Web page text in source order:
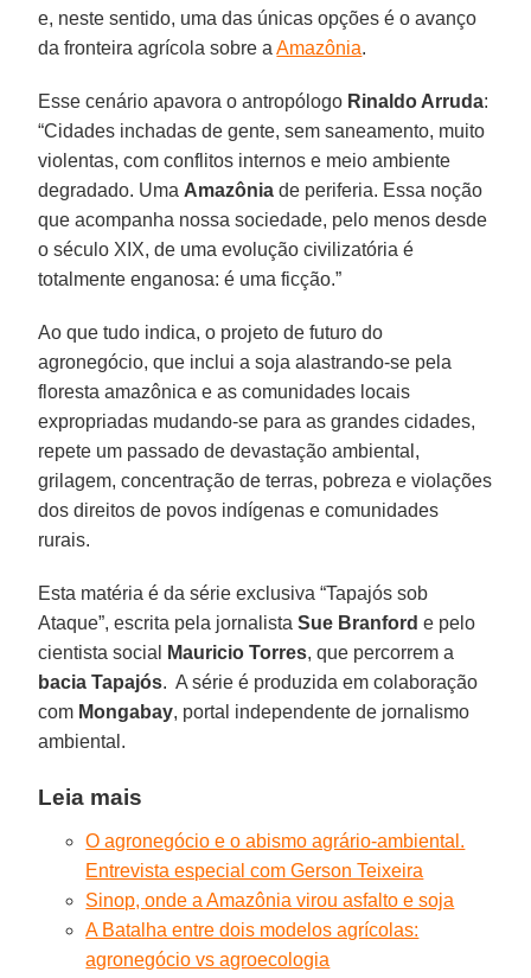
e, neste sentido, uma das únicas opções é o avanço
da fronteira agrícola sobre aAmazônia.
Esse cenário apavora o antropólogo Rinaldo Arruda:
“Cidades inchadas de gente, sem saneamento, muito
violentas, com conflitos internos e meio ambiente
degradado. Uma Amazônia de periferia. Essa noção
que acompanha nossa sociedade, pelo menos desde
o século XIX, de uma evolução civilizatória é
totalmente enganosa: é uma ficção.”
Ao que tudo indica, o projeto de futuro do
agronegócio, que inclui a soja alastrando-se pela
floresta amazônica e as comunidades locais
expropriadas mudando-se para as grandes cidades,
repete um passado de devastação ambiental,
grilagem, concentração de terras, pobreza e violações
dos direitos de povos indígenas e comunidades
rurais.
Esta matéria é da série exclusiva “Tapajós sob
Ataque”, escrita pela jornalistaSue Branford e pelo
cientista social
Mauricio Torres, que percorrem a
bacia Tapajós. A série é produzida em colaboração
com Mongabay, portal independente de jornalismo
ambiental.
Leia mais
O agronegócio e o abismo agrário-ambiental.
Entrevista especial com Gerson Teixeira
Sinop, onde a Amazônia virou asfalto e soja
A Batalha entre dois modelos agrícolas:
agronegócio vs agroecologia